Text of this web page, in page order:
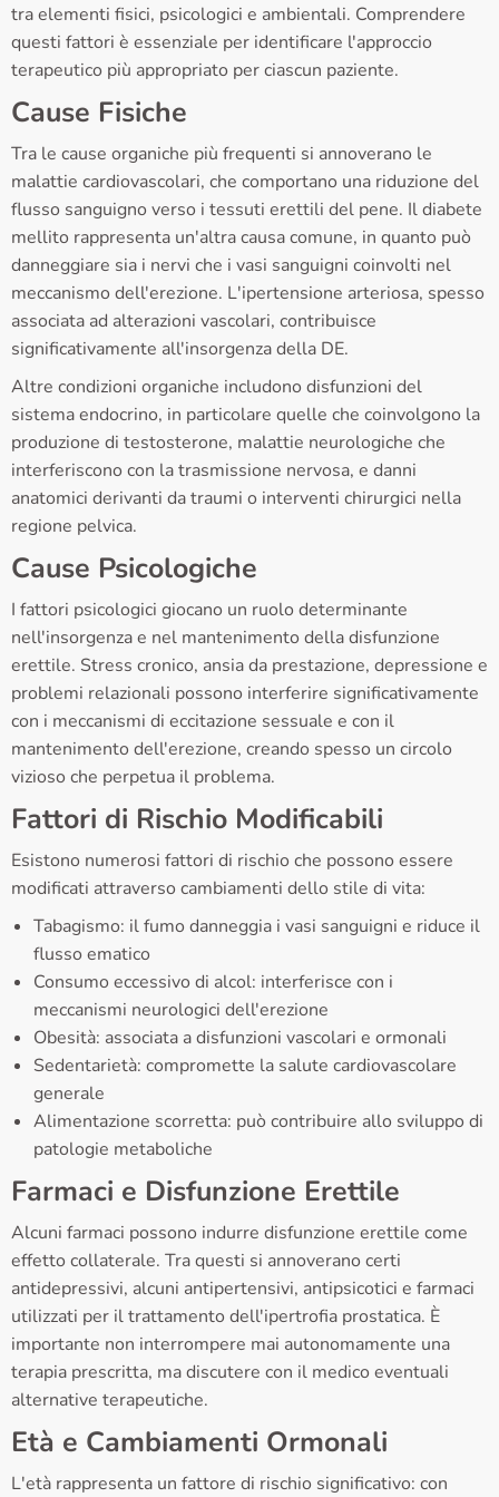
tra elementi fisici, psicologici e ambientali. Comprendere
questi fattori è essenziale per identificare l'approccio
terapeutico più appropriato per ciascun paziente.
Cause Fisiche
Tra le cause organiche più frequenti si annoverano le
malattie cardiovascolari, che comportano una riduzione del
flusso sanguigno verso i tessuti erettili del pene. Il diabete
mellito rappresenta un'altra causa comune, in quanto può
danneggiare sia i nervi che i vasi sanguigni coinvolti nel
meccanismo dell'erezione. L'ipertensione arteriosa, spesso
associata ad alterazioni vascolari, contribuisce
significativamente all'insorgenza della DE.
Altre condizioni organiche includono disfunzioni del
sistema endocrino, in particolare quelle che coinvolgono la
produzione di testosterone, malattie neurologiche che
interferiscono con la trasmissione nervosa, e danni
anatomici derivanti da traumi o interventi chirurgici nella
regione pelvica.
Cause Psicologiche
I fattori psicologici giocano un ruolo determinante
nell'insorgenza e nel mantenimento della disfunzione
erettile. Stress cronico, ansia da prestazione, depressione e
problemi relazionali possono interferire significativamente
con i meccanismi di eccitazione sessuale e con il
mantenimento dell'erezione, creando spesso un circolo
vizioso che perpetua il problema.
Fattori di Rischio Modificabili
Esistono numerosi fattori di rischio che possono essere
modificati attraverso cambiamenti dello stile di vita:
Tabagismo: il fumo danneggia i vasi sanguigni e riduce il
flusso ematico
Consumo eccessivo di alcol: interferisce con i
meccanismi neurologici dell'erezione
Obesità: associata a disfunzioni vascolari e ormonali
Sedentarietà: compromette la salute cardiovascolare
generale
Alimentazione scorretta: può contribuire allo sviluppo di
patologie metaboliche
Farmaci e Disfunzione Erettile
Alcuni farmaci possono indurre disfunzione erettile come
effetto collaterale. Tra questi si annoverano certi
antidepressivi, alcuni antipertensivi, antipsicotici e farmaci
utilizzati per il trattamento dell'ipertrofia prostatica. È
importante non interrompere mai autonomamente una
terapia prescritta, ma discutere con il medico eventuali
alternative terapeutiche.
Età e Cambiamenti Ormonali
L'età rappresenta un fattore di rischio significativo: con